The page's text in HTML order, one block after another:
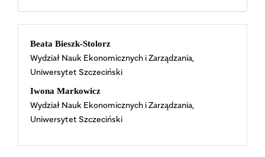
Main
Article
Content
Beata Bieszk-Stolorz
Wydział Nauk Ekonomicznych i Zarządzania,
Uniwersytet Szczeciński
Iwona Markowicz
Wydział Nauk Ekonomicznych i Zarządzania,
Uniwersytet Szczeciński